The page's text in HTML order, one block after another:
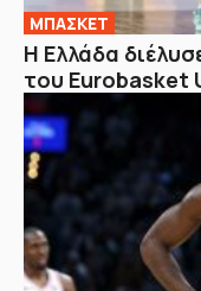
ΜΠΑΣΚΕΤ
Η Ελλάδα
του Eurobasket